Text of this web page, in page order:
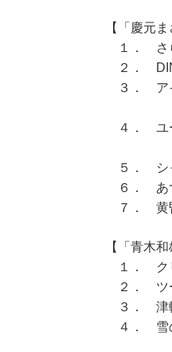
【「慶元
１． さ
２．
３． ア
/ ジ
４． ユ
/ ナ
５． シ
６． あ
７． 黄
【「青木
１． ク
２． ツ
３． 津
４． 雪